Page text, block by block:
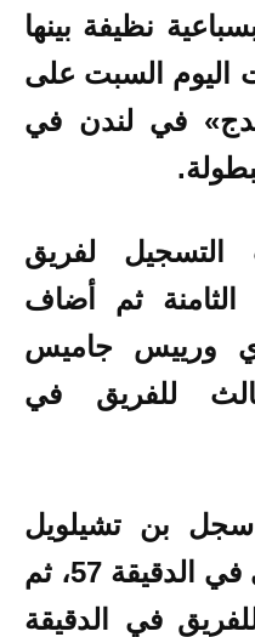
نظيفة بينها
اليوم السبت على
في لندن في
التسجيل لفريق
ثم أضاف
ورييس جاميس
للفريق في
سجل بن تشيلويل
الهدف الرابع لتشيلسي في الدقيقة 57، ثم
في الدقيقة